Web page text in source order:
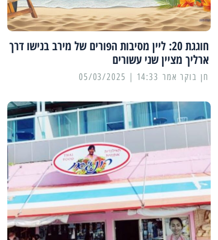
חוגגת 20: ליין מסיבות הפורים של מירב בנישו דרך
ארליך מציין שני עשורים
14:33 | 05/03/2025